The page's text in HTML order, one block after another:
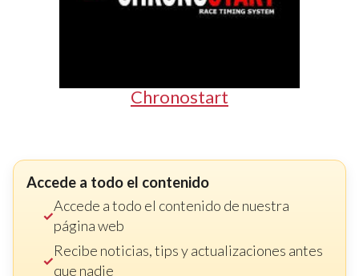
Chronostart
Accede a todo el contenido
Accede a todo el contenido de nuestra
página web
Recibe noticias, tips y actualizaciones antes
que nadie